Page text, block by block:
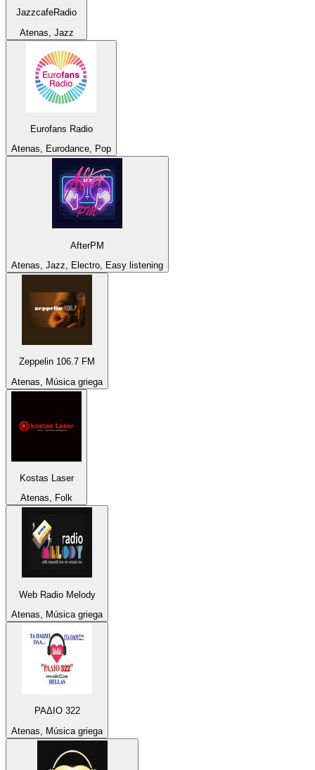
JazzcafeRadio
Atenas, Jazz
Eurofans Radio
Atenas, Eurodance, Pop
AfterPM
Atenas, Jazz, Electro, Easy listening
Zeppelin 106.7 FM
Atenas, Música griega
Kostas Laser
Atenas, Folk
Web Radio Melody
Atenas, Música griega
ΡΑΔΙΟ 322
Atenas, Música griega